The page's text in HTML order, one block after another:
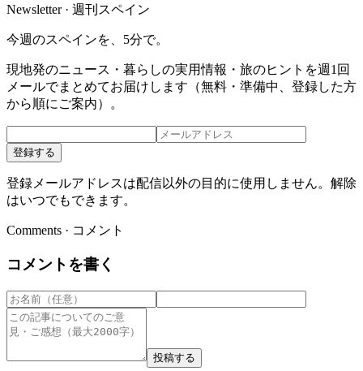
Newsletter · 週刊スペイン
今週のスペインを、5分で。
現地発のニュース・暮らしの実用情報・旅のヒントを週1回
メールでまとめてお届けします（無料・準備中、登録した方
から順にご案内）。
登録する
登録メールアドレスは配信以外の目的に使用しません。解除
はいつでもできます。
Comments · コメント
コメントを書く
投稿する